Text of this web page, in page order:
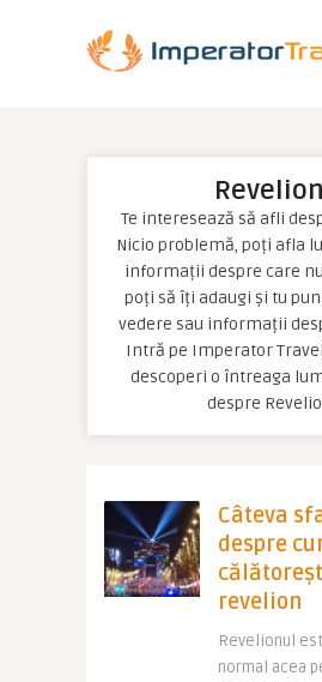
Revelion
Te interesează să afli
Nicio problemă, poți afla
informații despre care
poți să îți adaugi și tu
vedere sau informații
Intră pe Imperator
descoperi o întreaga
despre
Câteva
despre
revelion
Revelionul
normal acea